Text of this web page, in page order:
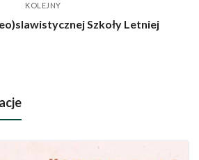
KOLEJNY
Szkoły Letniej